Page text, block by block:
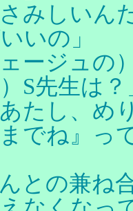
さみしいん
いの」
ェージュの
S先生は？
あたし、め
でね』っ
との兼ね